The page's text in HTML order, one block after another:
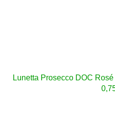
Lunetta Prosecco DOC